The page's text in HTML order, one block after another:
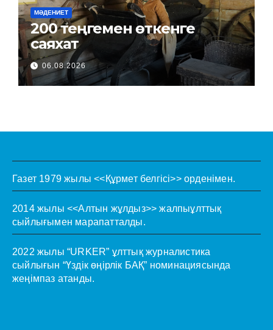
МӘДЕНИЕТ
200 теңгемен өткенге
саяхат
06.08.2026
Газет 1979 жылы <<Құрмет белгісі>> орденімен.
2014 жылы <<Алтын жұлдыз>> жалпыұлттық
сыйлығымен марапатталды.
2022 жылы “URKER” ұлттық журналистика
сыйлығын “Үздік өңірлік БАҚ” номинациясында
жеңімпаз атанды.